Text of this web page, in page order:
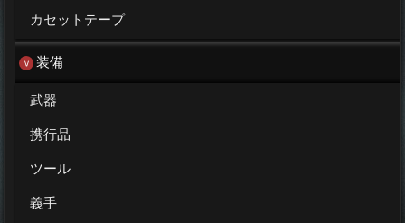
カセットテープ
装備
武器
携行品
ツール
義手